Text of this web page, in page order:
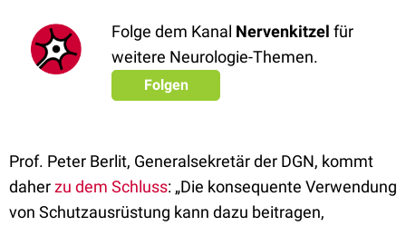
Folge dem Kanal Nervenkitzel für
weitere Neurologie-Themen.
Folgen
Prof. Peter Berlit, Generalsekretär der DGN, kommt
daherzu dem Schluss: „Die konsequente Verwendung
von Schutzausrüstung kann dazu beitragen,